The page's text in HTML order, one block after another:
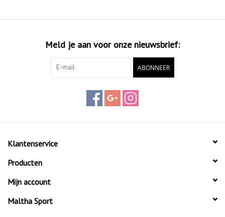
Meld je aan voor onze nieuwsbrief:
ABONNEER
Klantenservice
Producten
Mijn account
Maltha Sport